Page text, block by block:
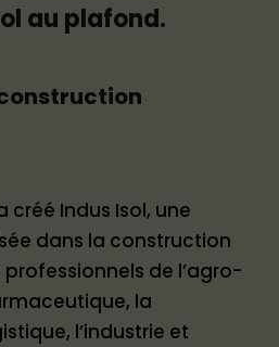
au plafond.
créé Indus Isol, une
dans la construction
de l’agro-
la
l’industrie et